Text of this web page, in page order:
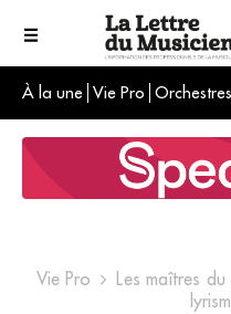
À la une Vie Pro
Le
Vie Pro
Les maîtres